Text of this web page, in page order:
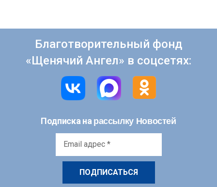
Благотворительный фонд
«Щенячий Ангел» в соцсетях:
Подписка на рассылку Новостей